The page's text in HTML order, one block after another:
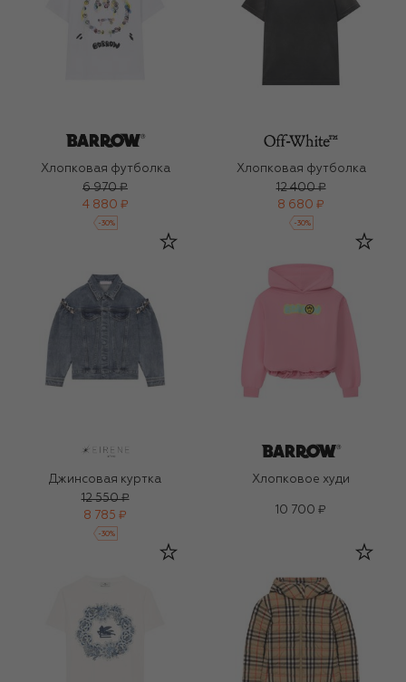
Хлопковая футболка
6 970 ₽
4 880 ₽
-30%
Хлопковая футболка
12 400 ₽
8 680 ₽
-30%
Джинсовая куртка
12 550 ₽
8 785 ₽
-30%
Хлопковое худи
10 700 ₽